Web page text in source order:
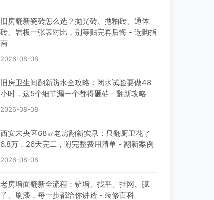
旧房翻新瓷砖怎么选？抛光砖、抛釉砖、通体
砖、岩板一张表对比，别等贴完再后悔 - 选购指
南
2026-08-08
旧房卫生间翻新防水全攻略：闭水试验要做48
小时，这5个细节漏一个都得砸砖 - 翻新攻略
2026-08-08
西安未央区68㎡老房翻新实录：只翻厨卫花了
6.8万，26天完工，附完整费用清单 - 翻新案例
2026-08-08
老房墙面翻新全流程：铲墙、找平、挂网、腻
子、刷漆，每一步都给你讲透 - 装修百科